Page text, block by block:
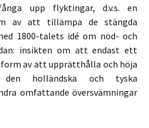
upp flyktingar, d.v.s. en
av att tillämpa de stängda
1800-talets idé om nöd- och
insikten om att endast ett
av att upprätthålla och höja
den holländska och tyska
omfattande översvämningar